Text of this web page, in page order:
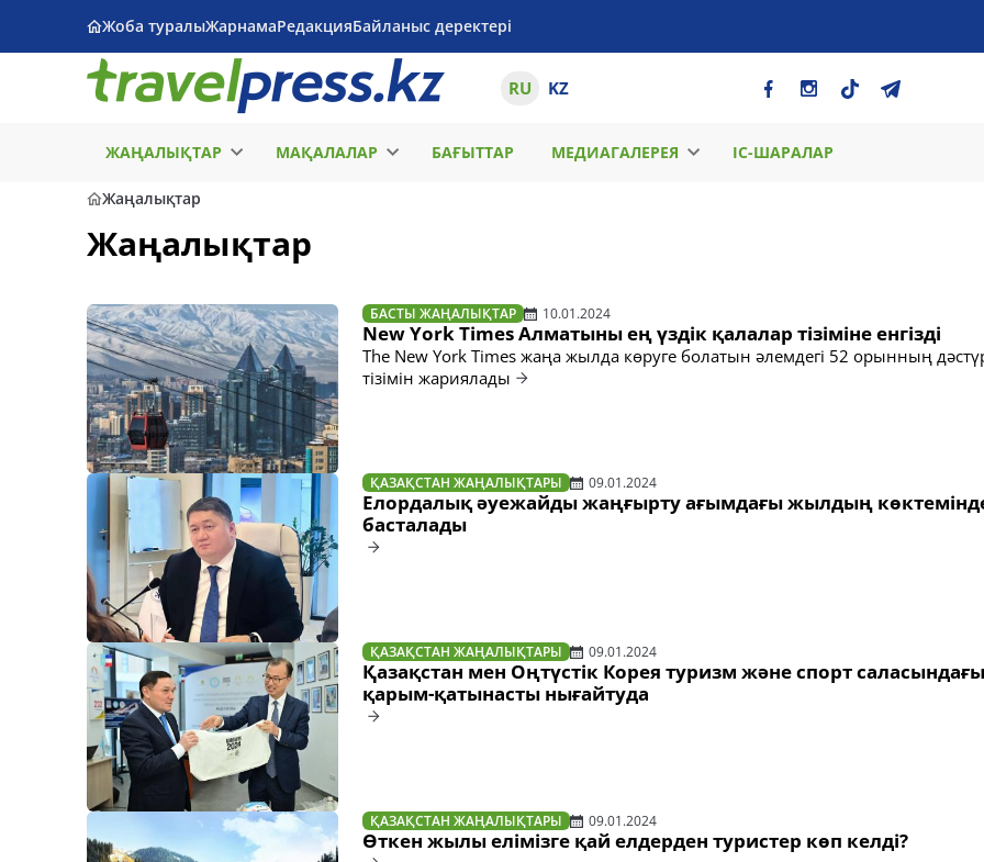
Жоба туралыЖарнамаРедакцияБайланыс деректері
RU KZ
ЖАҢАЛЫҚТАР МАҚАЛАЛАР БАҒЫТТАР МЕДИАГАЛЕРЕЯ ІС-ШАРАЛАР
Жаңалықтар
Жаңалықтар
БАСТЫ ЖАҢАЛЫҚТАР 10.01.2024
New York Times Алматыны ең үздік қалалар тізіміне енгізді
The New York Times жаңа жылда көруге болатын әлемдегі 52 орынның
тізімін жариялады
ҚАЗАҚСТАН ЖАҢАЛЫҚТАРЫ 09.01.2024
Елордалық әуежайды жаңғырту ағымдағы жылдың
басталады
ҚАЗАҚСТАН ЖАҢАЛЫҚТАРЫ 09.01.2024
Қазақстан мен Оңтүстік Корея туризм және спорт
қарым-қатынасты нығайтуда
ҚАЗАҚСТАН ЖАҢАЛЫҚТАРЫ 09.01.2024
Өткен жылы елімізге қай елдерден туристер көп келді?